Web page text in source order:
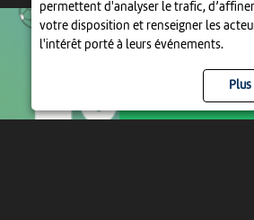
permettent d'analyser le trafic,
votre disposition et renseigner les
l'intérêt porté à leurs événements.